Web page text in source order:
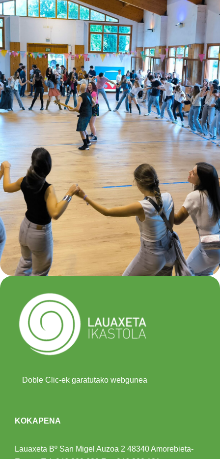
Doble Clic-ek garatutako webgunea
KOKAPENA
Lauaxeta Bº San Migel Auzoa 2 48340 Amorebieta-